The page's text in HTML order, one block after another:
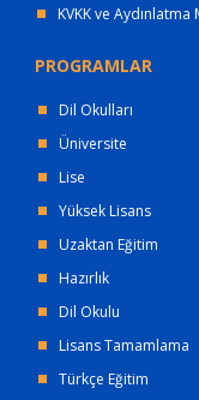
KVKK ve Aydınlatma
PROGRAMLAR
Dil Okulları
Üniversite
Lise
Yüksek Lisans
Uzaktan Eğitim
Hazırlık
Dil Okulu
Lisans Tamamlama
Türkçe Eğitim